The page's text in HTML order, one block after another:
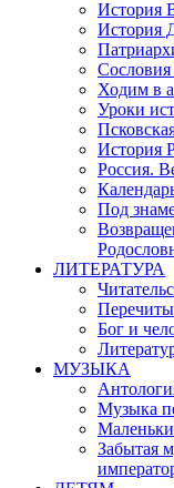
История
История
Ходим в
Уроки
История
Россия.
Под
ЛИТЕРАТУРА
Бог и
МУЗЫКА
Музыка
Забытая